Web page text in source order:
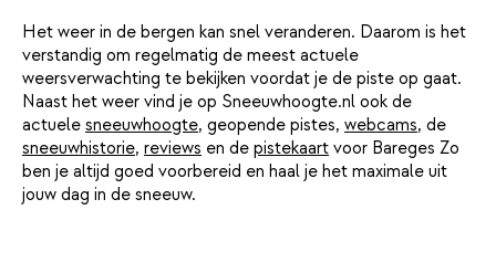
Het weer in de bergen kan snel veranderen. Daarom is het
verstandig om regelmatig de meest actuele
weersverwachting te bekijken voordat je de piste op gaat.
Naast het weer vind je op Sneeuwhoogte.nl ook de
actuele sneeuwhoogte, geopende pistes, webcams, de
sneeuwhistorie, reviews en de pistekaart voor Bareges Zo
ben je altijd goed voorbereid en haal je het maximale uit
jouw dag in de sneeuw.